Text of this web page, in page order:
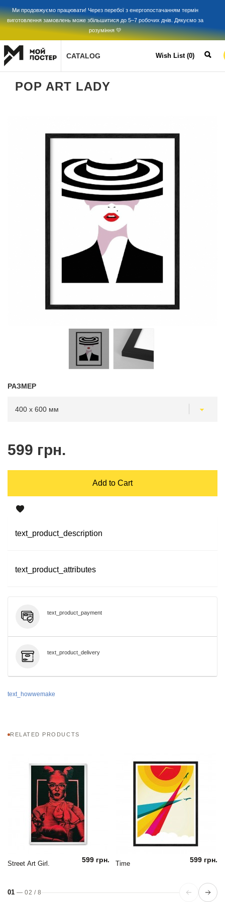
Ми продовжуємо працювати! Через перебої з енергопостачанням термін
виготовлення замовлень може збільшитися до 5–7 робочих днів. Дякуємо за
розуміння 💛
CATALOG Wish List (0)
POP ART LADY
РАЗМЕР
599 грн.
Add to Cart
text_product_description
text_product_attributes
text_product_payment
text_product_delivery
text_howwemake
RELATED PRODUCTS
Street Art Girl. 599 грн. Time 599 грн.
01 —02 / 8